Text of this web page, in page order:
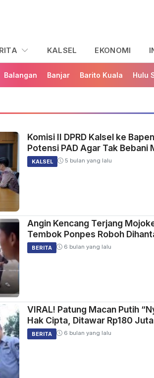
KALSEL EKONOMI
Balangan Banjar Barito Kuala Hulu
Komisi II DPRD Kalsel ke
Potensi PAD Agar Tak Bebani
KALSEL 5 bulan yang lalu
Angin Kencang Terjang
Tembok Ponpes Roboh
BERITA 6 bulan yang lalu
VIRAL! Patung Macan Putih
Hak Cipta, Ditawar Rp180
BERITA 6 bulan yang lalu